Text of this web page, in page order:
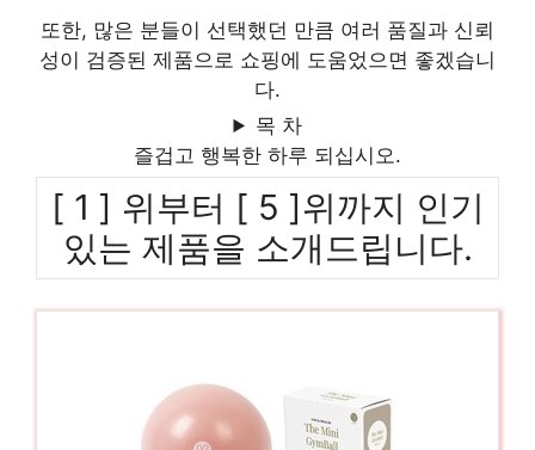
또한, 많은 분들이 선택했던 만큼 여러 품질과 신뢰
성이 검증된 제품으로 쇼핑에 도움었으면 좋겠습니
다.
목 차
즐겁고 행복한 하루 되십시오.
[ 1 ] 위부터 [ 5 ]위까지 인기
있는 제품을 소개드립니다.